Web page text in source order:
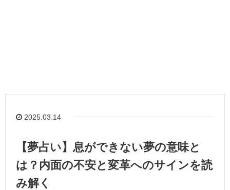
2025.03.14
【夢占い】息ができない夢の意味と
は？内面の不安と変革へのサインを読
み解く